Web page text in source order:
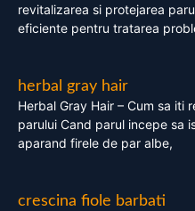
revitalizarea si protejarea
eficiente pentru tratarea
herbal gray hair
Herbal Gray Hair – Cum sa iti
parului Cand parul incepe sa
aparand firele de par albe,
crescina fiole barbati